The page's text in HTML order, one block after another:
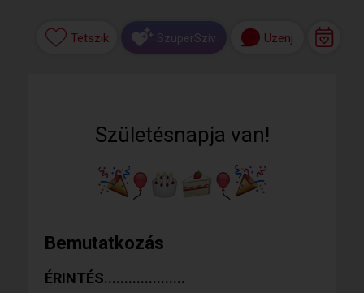
Tetszik SzuperSzív Üzenj
Születésnapja van!
Bemutatkozás
ÉRINTÉS....................